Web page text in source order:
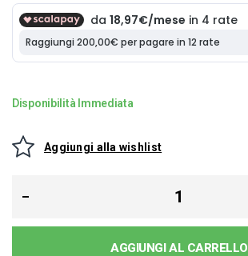
Disponibilità Immediata
Aggiungi alla wishlist
AGGIUNGI AL CARRELLO